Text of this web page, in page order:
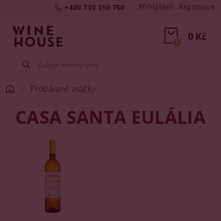
+420 730 150 750 Přihlášení Registrace
0 Kč
0
Prodávané značky
CASA SANTA EULÁLIA